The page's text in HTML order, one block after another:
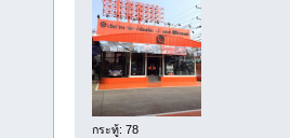
กระทู้: 78